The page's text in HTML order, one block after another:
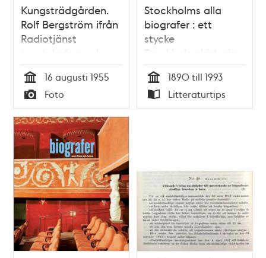
Kungsträdgården.
Rolf Bergström ifrån
Radiotjänst
samtalade med
barn på scen, för
att få fram en
barnröst som skulle
vädja om stöd åt
Barnens dags
verksamhet på
biografer, under
hösten
Tid
16 augusti 1955
Typ
Foto
Stockholms alla
biografer : ett
stycke
Stockholmshistoria
från 90-tal till 90-
tal / Kurt Berglund
Tid
1890 till 1993
Typ
Litteraturtips